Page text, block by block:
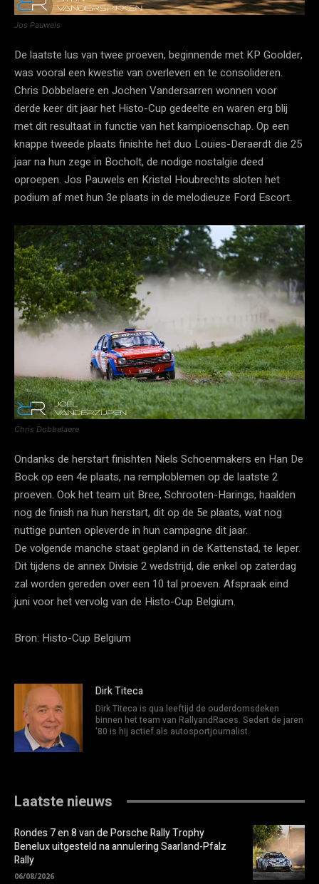
Jos Pauwels
De laatste lus van twee proeven, beginnende met KP Goolder,
was vooral een kwestie van overleven en te consolideren.
Chris Dobbelaere en Jochen Vandersarren wonnen voor
derde keer dit jaar het Histo-Cup gedeelte en waren erg blij
met dit resultaat in functie van het kampioenschap. Op een
knappe tweede plaats finishte het duo Louies-Deraerdt die 25
jaar na hun zege in Bocholt, de nodige nostalgie deed
oproepen. Jos Pauwels en Kristel Houbrechts sloten het
podium af met hun 3e plaats in de melodieuze Ford Escort.
Chris Dobbelaere
Ondanks de herstart finishten Niels Schoenmakers en Han De
Bock op een 4e plaats, na remploblemen op de laatste 2
proeven. Ook het team uit Bree, Schrooten-Harings, haalden
nog de finish na hun herstart, dit op de 5e plaats, wat nog
nuttige punten opleverde in hun campagne dit jaar.
De volgende manche staat gepland in de Kattenstad, te Ieper.
Dit tijdens de annex Divisie 2 wedstrijd, die enkel op zaterdag
zal worden gereden over een 10 tal proeven. Afspraak eind
juni voor het vervolg van de Histo-Cup Belgium.
Bron: Histo-Cup Belgium
Dirk Titeca
Dirk Titeca is qua leeftijd de ouderdomsdeken
binnen het team van RallyandRaces. Sedert de jaren
'80 is hij actief als autosportjournalist.
Laatste nieuws
Rondes 7 en 8 van de Porsche Rally Trophy
Benelux uitgesteld na annulering Saarland-Pfalz
Rally
06/08/2026